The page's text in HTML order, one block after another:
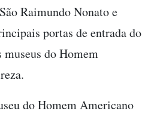
Raimundo Nonato e
portas de entrada do
museus do Homem
do Homem Americano